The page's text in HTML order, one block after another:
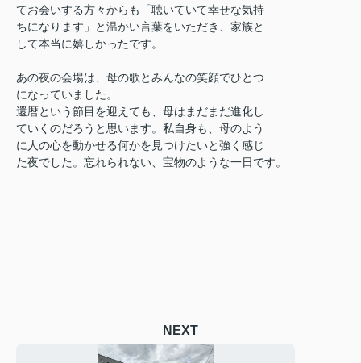
てお会いする方々からも「聴いていて幸せな気持
ちになります」と温かい言葉をいただき、家族と
して本当に嬉しかったです。
あの夜の会場は、母の歌とみんなの笑顔でひとつ
になっていました。
還暦という節目を迎えても、母はまだまだ進化し
ていくのだろうと思います。私自身も、母のよう
に人の心を動かせる何かを見つけたいと強く感じ
た夜でした。忘れられない、宝物のような一日です。
NEXT